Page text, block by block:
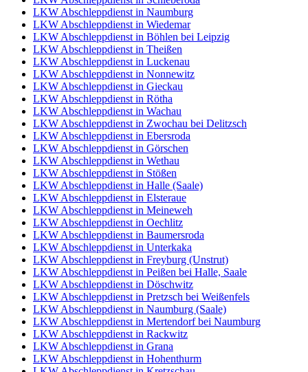
LKW Abschleppdienst in Naumburg
LKW Abschleppdienst in Wiedemar
LKW Abschleppdienst in Böhlen bei Leipzig
LKW Abschleppdienst in Theißen
LKW Abschleppdienst in Luckenau
LKW Abschleppdienst in Nonnewitz
LKW Abschleppdienst in Gieckau
LKW Abschleppdienst in Rötha
LKW Abschleppdienst in Wachau
LKW Abschleppdienst in Zwochau bei Delitzsch
LKW Abschleppdienst in Ebersroda
LKW Abschleppdienst in Görschen
LKW Abschleppdienst in Wethau
LKW Abschleppdienst in Stößen
LKW Abschleppdienst in Halle (Saale)
LKW Abschleppdienst in Elsteraue
LKW Abschleppdienst in Meineweh
LKW Abschleppdienst in Oechlitz
LKW Abschleppdienst in Baumersroda
LKW Abschleppdienst in Unterkaka
LKW Abschleppdienst in Freyburg (Unstrut)
LKW Abschleppdienst in Peißen bei Halle, Saale
LKW Abschleppdienst in Döschwitz
LKW Abschleppdienst in Pretzsch bei Weißenfels
LKW Abschleppdienst in Naumburg (Saale)
LKW Abschleppdienst in Mertendorf bei Naumburg
LKW Abschleppdienst in Rackwitz
LKW Abschleppdienst in Grana
LKW Abschleppdienst in Hohenthurm